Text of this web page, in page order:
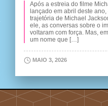
Após a estreia do filme
lançado em abril deste
trajetória de Michael
ele, as conversas sobre o
voltaram com força. Mas,
um nome que […]
MAIO 3, 2026